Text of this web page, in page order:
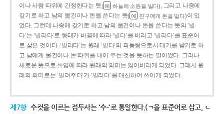
이나 사람 따위에 간청한다는 뜻( 예 하늘에 소원을 빌다), 그리고 나중에
갚기로 하고 남의 물건이나 돈을 쓴다는 뜻( 예 친구에게 돈을 빌다)이 있
었다. 그런데 나중에 갚기로 하고 남의 물건이나 돈을 쓴다는 뜻의 ‘빌
다’는 ‘빌리다’로 형태가 바뀜에 따라 ‘빌다’를 버리고 ‘빌리다’를 표준어
로 삼은 것이다. ‘빌리다’는 원래 ‘빌다’의 피동형으로서 대가를 받기로 하
고 남에게 물건이나 돈 따위를 내어 주는 것을 뜻하는 말이었다. 그러나
새로운 뜻으로 쓰임에 따라 원래의 의미는 잃어버리게 되었다. 그래서 원
래의 의미로는 ‘빌려주다’가 ‘빌리다’를 대신하여 쓰이게 되었다.
제7항 수컷을 이르는 접두사는 '수-'로 통일한다.(ㄱ을 표준어로 삼고, ㄴ